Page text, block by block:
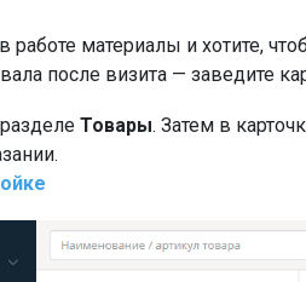
работе материалы и хотите,
после визита — заведите
Товары. Затем в